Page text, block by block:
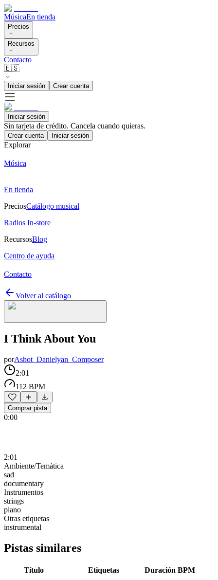
MúsicaEn tienda
Precios
Recursos
Contacto
🇪🇸
Iniciar sesión Crear cuenta
Iniciar sesión
Sin tarjeta de crédito. Cancela cuando quieras.
Crear cuenta Iniciar sesión
Explorar
Música
En tienda
PreciosCatálogo musical
Radios In-store
RecursosBlog
Centro de ayuda
Contacto
Volver al catálogo
I Think About You
porAshot_Danielyan_Composer
2:01
112 BPM
Comprar pista
0:00
2:01
Ambiente/Temática
sad
documentary
Instrumentos
strings
piano
Otras etiquetas
instrumental
Pistas similares
Título Etiquetas Duración BPM